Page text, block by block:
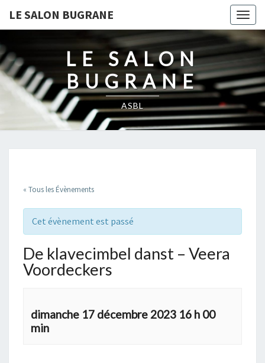
LE SALON BUGRANE
LE SALON
BUGRANE
ASBL
« Tous les Évènements
Cet évènement est passé
De klavecimbel danst – Veera
Voordeckers
dimanche 17 décembre 2023 16 h 00
min